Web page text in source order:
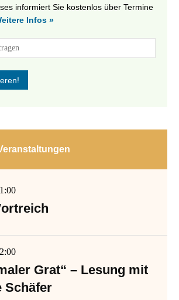
informiert Sie kostenlos über Termine
Infos »
Grat“ – Lesung mit
Schäfer